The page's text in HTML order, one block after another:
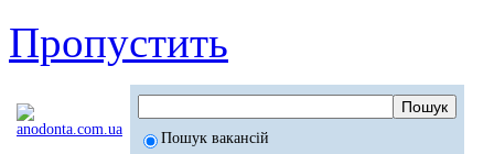
Пропустить
Пошук вакансій